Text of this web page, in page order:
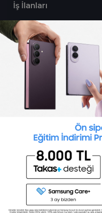
İş İlanları
Sertifika Programları
Yetenek Testleri
Toptalent Marka ve İnsan Kaynakları
Olarak 11 / 11 / 2024 - 10 / 11 / 2027
Kurumu tarafından 05.11.2024 tarih ve
göstermektedir.Toptalent İş İlanları için
ücret alınmayacak
Türkiye İş Kurumu İstanbul İl Müdürlüğü:
ve İş Kurumu